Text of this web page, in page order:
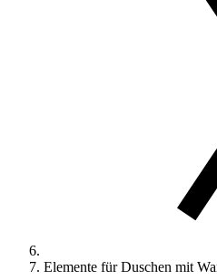
Elemente für Duschen mit